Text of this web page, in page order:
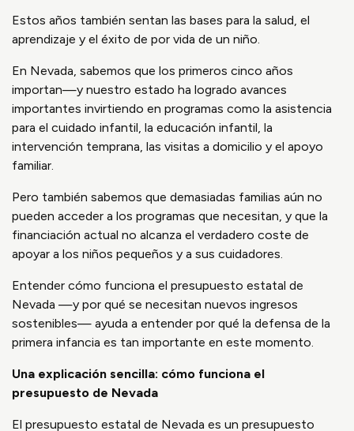
Estos años también sentan las bases para la salud, el
aprendizaje y el éxito de por vida de un niño.
En Nevada, sabemos que los primeros cinco años
importan—y nuestro estado ha logrado avances
importantes invirtiendo en programas como la asistencia
para el cuidado infantil, la educación infantil, la
intervención temprana, las visitas a domicilio y el apoyo
familiar.
Pero también sabemos que demasiadas familias aún no
pueden acceder a los programas que necesitan, y que la
financiación actual no alcanza el verdadero coste de
apoyar a los niños pequeños y a sus cuidadores.
Entender cómo funciona el presupuesto estatal de
Nevada —y por qué se necesitan nuevos ingresos
sostenibles— ayuda a entender por qué la defensa de la
primera infancia es tan importante en este momento.
Una explicación sencilla: cómo funciona el
presupuesto de Nevada
El presupuesto estatal de Nevada es un presupuesto